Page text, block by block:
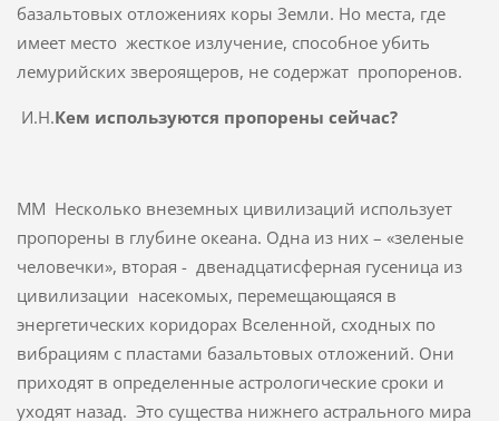
базальтовых отложениях коры Земли. Но места, где
имеет место жесткое излучение, способное убить
лемурийских звероящеров, не содержат пропоренов.
И.Н.Кем используются пропорены сейчас?
ММ Несколько внеземных цивилизаций использует
пропорены в глубине океана. Одна из них – «зеленые
человечки», вторая - двенадцатисферная гусеница из
цивилизации насекомых, перемещающаяся в
энергетических коридорах Вселенной, сходных по
вибрациям с пластами базальтовых отложений. Они
приходят в определенные астрологические сроки и
уходят назад. Это существа нижнего астрального мира